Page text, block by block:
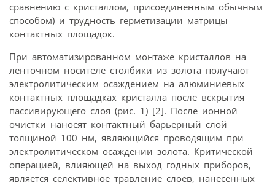
сравнению с кристаллом, присоединенным обычным
способом) и трудность герметизации матрицы
контактных площадок.
При автоматизированном монтаже кристаллов на
ленточном носителе столбики из золота получают
электролитическим осаждением на алюминиевых
контактных площадках кристалла после вскрытия
пассивирующего слоя (рис. 1) [2]. После ионной
очистки наносят контактный барьерный слой
толщиной 100 нм, являющийся проводящим при
электролитическом осаждении золота. Критической
операцией, влияющей на выход годных приборов,
является селективное травление слоев, нанесенных